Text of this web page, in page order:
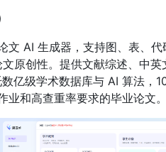
文 AI 生成器，支持图、表、
原创性。提供文献综述、中
亿级学术数据库与 AI 算法，
和高查重率要求的毕业论文。